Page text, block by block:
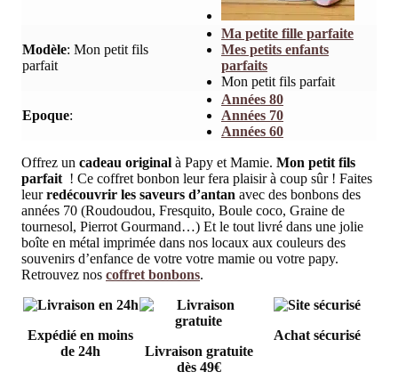
Offrez un cadeau original à Papy et Mamie. Mon petit fils
parfait ! Ce coffret bonbon leur fera plaisir à coup sûr ! Faites
leurredécouvrir les saveurs d’antan avec des bonbons des
années 70 (Roudoudou, Fresquito, Boule coco, Graine de
tournesol, Pierrot Gourmand…) Et le tout livré dans une jolie
boîte en métal imprimée dans nos locaux aux couleurs des
souvenirs d’enfance de votre votre mamie ou votre papy.
Retrouvez nos coffret bonbons.
Modèle: Mon petit fils
parfait
Ma petite fille parfaite
Mes petits enfants
parfaits
Mon petit fils parfait
Epoque:
Années 80
Années 70
Années 60
Expédié en moins
de 24h
Livraison gratuite
dès 49€
Achat sécurisé